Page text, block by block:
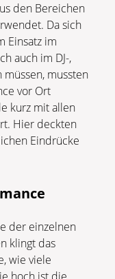
den Bereichen
Da sich
Einsatz im
auch im DJ-,
mussten
vor Ort
kurz mit allen
Hier deckten
Eindrücke
der einzelnen
klingt das
wie viele